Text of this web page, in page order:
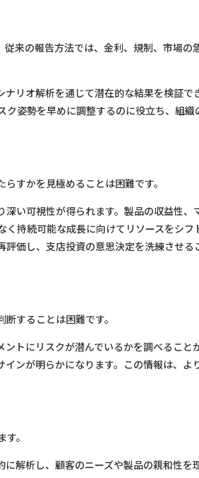
来の報告方法では、金利、規制、市場の
リオ解析を通じて潜在的な結果を検証で
姿勢を早めに調整するのに役立ち、組織
すかを見極めることは困難です。
深い可視性が得られます。製品の収益性、
持続可能な成長に向けてリソースをシフ
価し、支店投資の意思決定を洗練させる
することは困難です。
トにリスクが潜んでいるかを調べること
ンが明らかになります。この情報は、よ
。
解析し、顧客のニーズや製品の親和性を